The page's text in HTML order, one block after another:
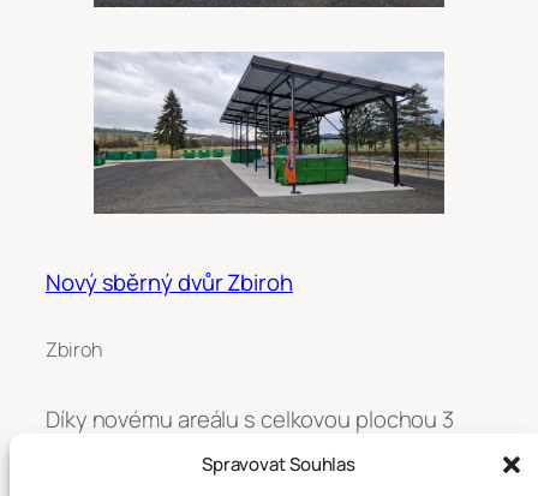
Spravovat Souhlas
Nový sběrný dvůr Zbiroh
Zbiroh
Díky novému areálu s celkovou plochou 3
odpady o velký krok kupředu.